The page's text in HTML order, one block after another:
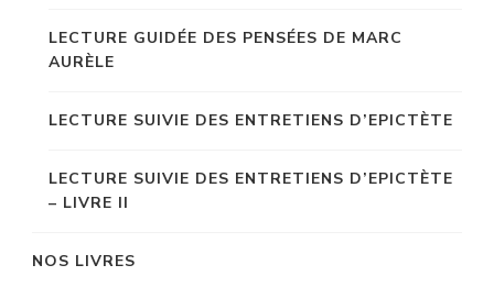
LECTURE GUIDÉE DES PENSÉES DE MARC
AURÈLE
LECTURE SUIVIE DES ENTRETIENS D’EPICTÈTE
LECTURE SUIVIE DES ENTRETIENS D’EPICTÈTE
– LIVRE II
NOS LIVRES